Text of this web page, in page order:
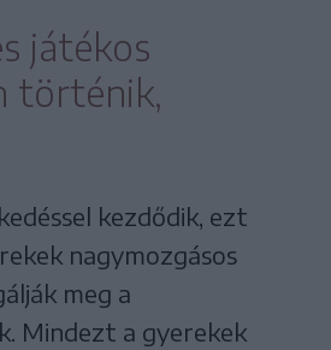
játékos
történik,
kezdődik, ezt
nagymozgásos
meg a
Mindezt a gyerekek